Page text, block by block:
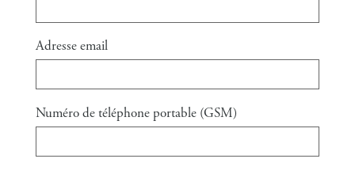
Adresse email
Numéro de téléphone portable (GSM)